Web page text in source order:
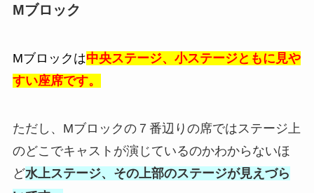
Mブロック
Mブロックは中央ステージ、小ステージともに見や
すい座席です。
ただし、Mブロックの７番辺りの席ではステージ上
のどこでキャストが演じているのかわからないほ
ど水上ステージ、その上部のステージが見えづら